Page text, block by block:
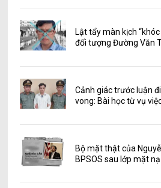
Lật tẩy màn kịch
đối tượng Đường Văn
Cảnh giác trước luận
vong: Bài học từ vụ
Bộ mặt thật của
BPSOS sau lớp mặt